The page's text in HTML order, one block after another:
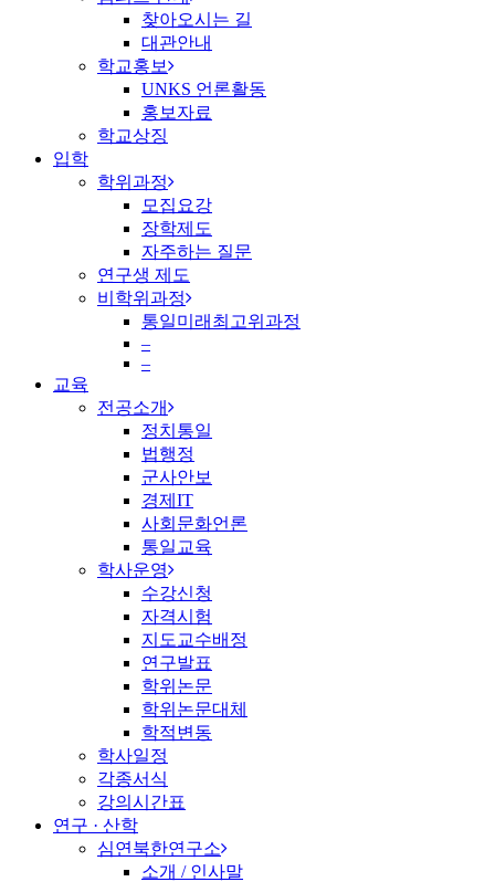
찾아오시는 길
대관안내
학교홍보
UNKS 언론활동
홍보자료
학교상징
입학
학위과정
모집요강
장학제도
자주하는 질문
연구생 제도
비학위과정
통일미래최고위과정
–
–
교육
전공소개
정치통일
법행정
군사안보
경제IT
사회문화언론
통일교육
학사운영
수강신청
자격시험
지도교수배정
연구발표
학위논문
학위논문대체
학적변동
학사일정
각종서식
강의시간표
연구 · 산학
심연북한연구소
소개 / 인사말